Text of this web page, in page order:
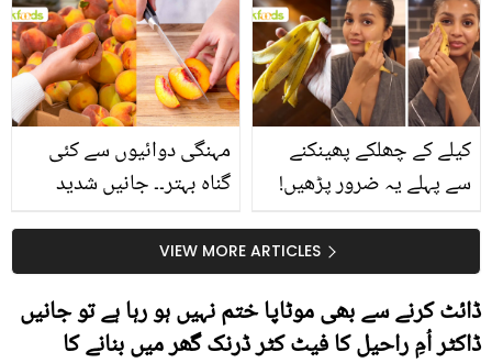
سے متعلق غلط فہمیوں کی
حقیقت کیا ہے اور افواہ
کیا؟
بتائے راز
مہنگی دوائیوں سے کئی
گناہ بہتر۔۔ جانیں شدید
کیوں کھانا چاہیے؟
کیلے کے چھلکے پھینکنے
سے پہلے یہ ضرور پڑھیں!
سستا اور قدرتی حلVIEW MORE ARTICLES
ڈائٹ کرنے سے بھی موٹاپا ختم نہیں ہو رہا ہے تو جانیں
ڈاکٹر اُمِ راحیل کا فیٹ کٹر ڈرنک گھر میں بنانے کا